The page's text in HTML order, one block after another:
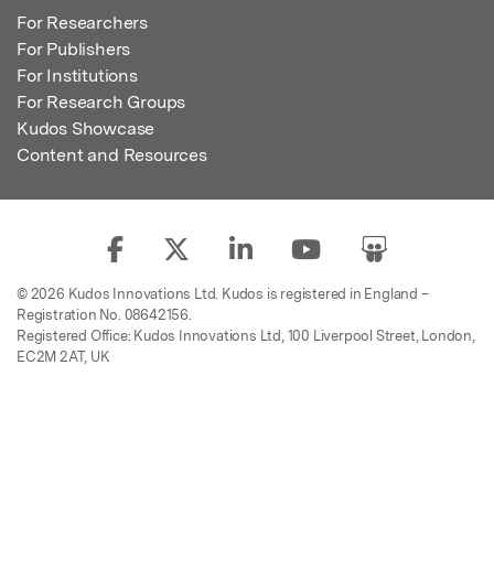
For Researchers
For Publishers
For Institutions
For Research Groups
Kudos Showcase
Content and Resources
© 2026 Kudos Innovations Ltd. Kudos is registered in England –
Registration No. 08642156.
Registered Office: Kudos Innovations Ltd, 100 Liverpool Street, London,
EC2M 2AT, UK